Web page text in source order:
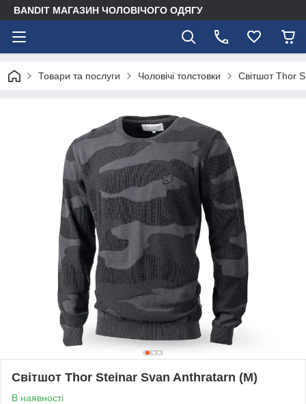
BANDIT МАГАЗИН ЧОЛОВІЧОГО ОДЯГУ
Товари та послуги Чоловічі толстовки Світшот Thor
Світшот Thor Steinar Svan Anthratarn (M)
В наявності